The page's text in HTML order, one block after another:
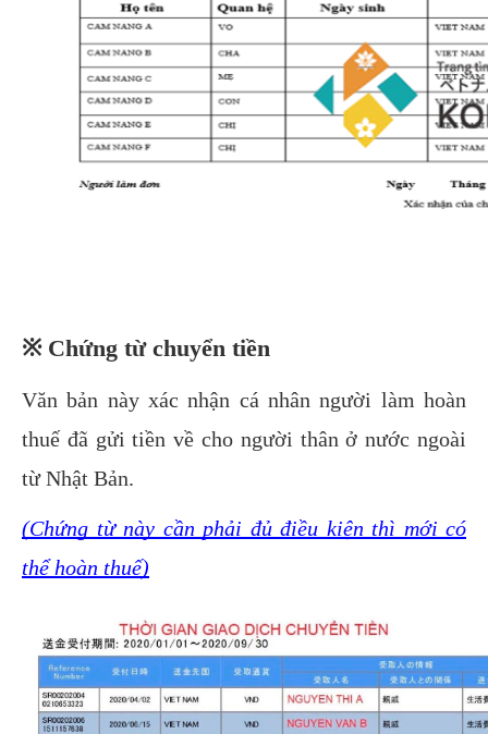
※ Chứng từ chuyển tiền
Văn bản này xác nhận cá nhân người làm hoàn
thuế đã gửi tiền về cho người thân ở nước ngoài
từ Nhật Bản.
(Chứng từ này cần phải đủ điều kiện thì mới có
thể hoàn thuế)